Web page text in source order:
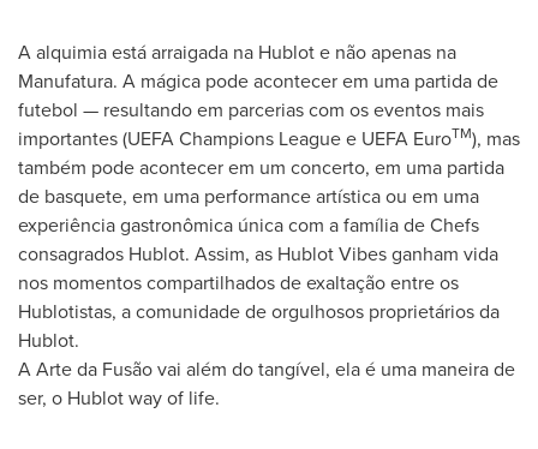
A alquimia está arraigada na Hublot e não apenas na
Manufatura. A mágica pode acontecer em uma partida de
futebol — resultando em parcerias com os eventos mais
importantes (UEFA Champions League e UEFA EuroTM), mas
também pode acontecer em um concerto, em uma partida
de basquete, em uma performance artística ou em uma
experiência gastronômica única com a família de Chefs
consagrados Hublot. Assim, as Hublot Vibes ganham vida
nos momentos compartilhados de exaltação entre os
Hublotistas, a comunidade de orgulhosos proprietários da
Hublot.
A Arte da Fusão vai além do tangível, ela é uma maneira de
ser, o Hublot way of life.